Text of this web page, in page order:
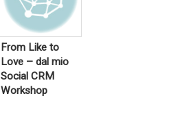
From Like to
Love – dal mio
Social CRM
Workshop